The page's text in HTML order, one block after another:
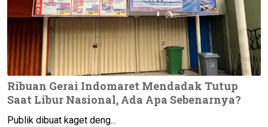
Ribuan Gerai Indomaret Mendadak Tutup
Saat Libur Nasional, Ada Apa Sebenarnya?
Publik dibuat kaget deng...